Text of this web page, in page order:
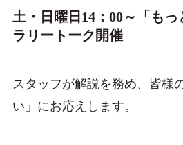
土・日曜日14：00～「も
ラリートーク開催
スタッフが解説を務め、皆様
い」にお応えします。